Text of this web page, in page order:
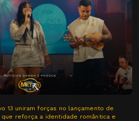
13 uniram forças no lançamento de
que reforça a identidade romântica e